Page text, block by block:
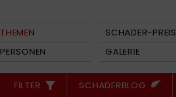
THEMEN SCHADER-PREIS
PERSONEN GALERIE
FILTER SCHADERBLOG